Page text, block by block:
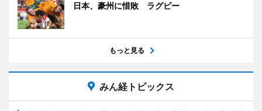
日本、豪州に惜敗 ラグビー
もっと見る
みん経トピックス